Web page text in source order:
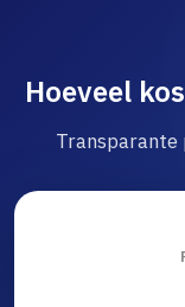
Hoeveel